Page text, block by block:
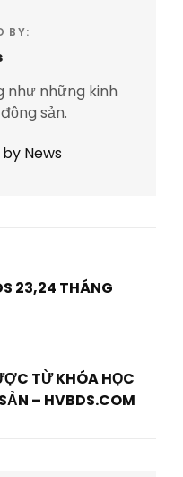
BY:
như những kinh
sản.
News
23,24 THÁNG
TỪ KHÓA HỌC
– HVBDS.COM